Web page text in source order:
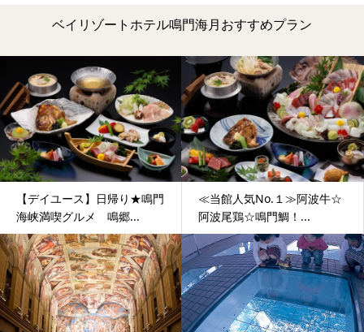
ベイリゾートホテル鳴門海月おすすめプラン
【デイユース】日帰り★鳴門
海峡満喫グルメ 鳴郷...
≪当館人気No.１≫阿波牛☆
阿波尾鶏☆鳴門鯛！...